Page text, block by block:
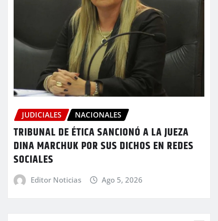
JUDICIALES NACIONALES
TRIBUNAL DE ÉTICA SANCIONÓ A LA JUEZA
DINA MARCHUK POR SUS DICHOS EN REDES
SOCIALES
Editor Noticias Ago 5, 2026